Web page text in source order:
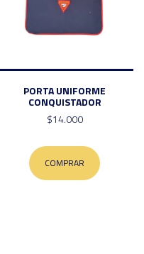
PORTA UNIFORME
CONQUISTADOR
$14.000
COMPRAR